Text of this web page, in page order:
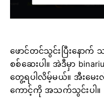
ဖောင်တင်သွင်းပြီးနော
စစ်ဆေးပါ။ အဲဒီမှာ
တွေ့ရပါလိမ့်မယ်။ အီးမေ
ကောင့်ကို အသက်သွင်းပါ။